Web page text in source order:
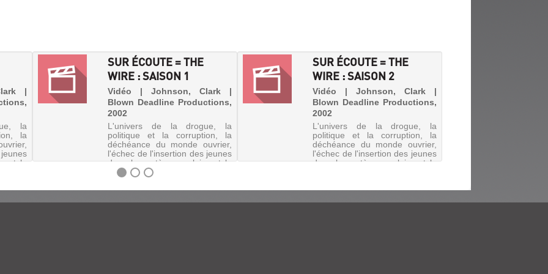
SUR ÉCOUTE = THE
WIRE : SAISON 1
Vidéo | Johnson, Clark |
Blown Deadline Productions,
2002
L'univers de la drogue, la
politique et la corruption, la
déchéance du monde ouvrier,
l'échec de l'insertion des jeunes
dans le système scolaire et le
difficile travail des forces de
SUR ÉCOUTE = THE
WIRE : SAISON 2
Vidéo | Johnson, Clark |
Blown Deadline Productions,
2002
L'univers de la drogue, la
politique et la corruption, la
déchéance du monde ouvrier,
l'échec de l'insertion des jeunes
dans le système scolaire et le
|
la
la
et le